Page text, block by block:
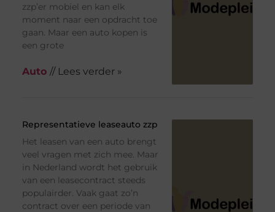
zzp’er mobiel en kan elk
moment naar een opdracht toe
gaan. Maar een auto kopen is
een grote
Auto // Lees verder »
Representatieve leaseauto zzp
Het leasen van een auto brengt
veel vragen met zich mee. Maar
in Nederland wordt het gebruik
van een leasecontract steeds
populairder. Vaak gaat zo’n
contract over een periode van